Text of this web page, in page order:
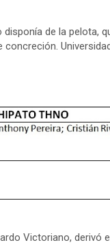
de la pelota,
Victoriano, derivó